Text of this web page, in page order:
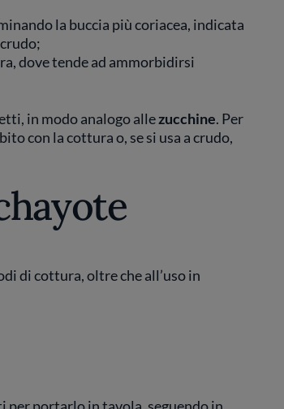
la buccia più coriacea, indicata
dove tende ad ammorbidirsi
in modo analogo allezucchine. Per
con la cottura o, se si usa a crudo,
di cottura, oltre che all’uso in